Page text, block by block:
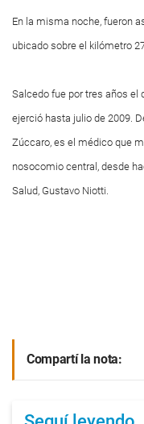
En la misma noche, fueron
ubicado sobre el kilómetro
Salcedo fue por tres años el
ejerció hasta julio de 2009.
Zúccaro, es el médico que
nosocomio central, desde
Salud, Gustavo Niotti.
Compartí la nota: